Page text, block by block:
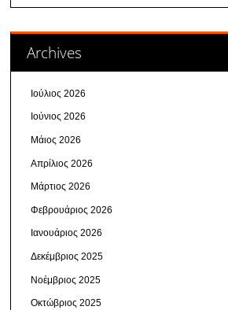
Archives
Ιούλιος 2026
Ιούνιος 2026
Μάιος 2026
Απρίλιος 2026
Μάρτιος 2026
Φεβρουάριος 2026
Ιανουάριος 2026
Δεκέμβριος 2025
Νοέμβριος 2025
Οκτώβριος 2025